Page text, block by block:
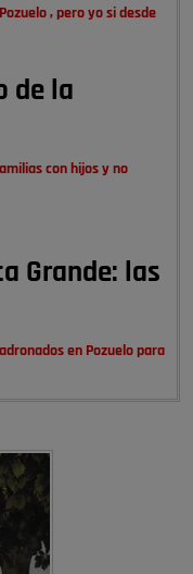
, pero yo si desde
de la
con hijos y no
Grande: las
en Pozuelo para
las
no haría falta denunciar